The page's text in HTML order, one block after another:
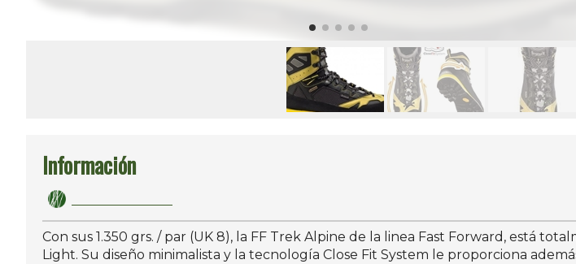
Información
Con sus 1.350 grs. / par (UK 8), la FF Trek Alpine de la linea Fast Forward, está
Light. Su diseño minimalista y la tecnología Close Fit System le proporciona